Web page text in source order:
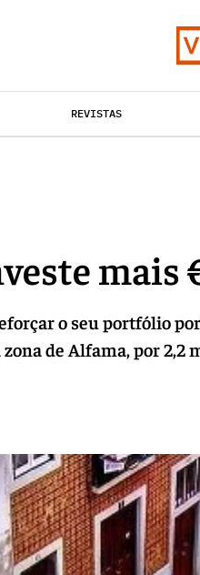
REVISTAS
mais
o seu portfólio
de Alfama, por 2,2